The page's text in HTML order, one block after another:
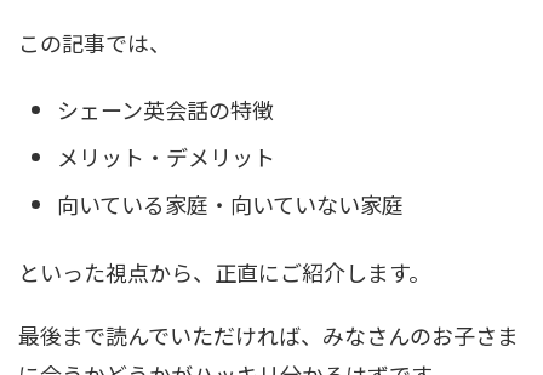
この記事では、
シェーン英会話の特徴
メリット・デメリット
向いている家庭・向いていない家庭
といった視点から、正直にご紹介します。
最後まで読んでいただければ、みなさんのお子さま